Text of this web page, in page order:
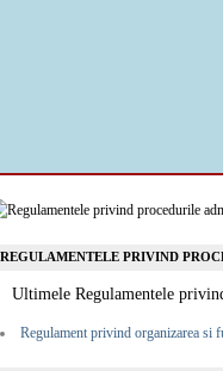
REGULAMENTELE PRIVIND
Ultimele Regulamentele
Regulament privind organizarea si